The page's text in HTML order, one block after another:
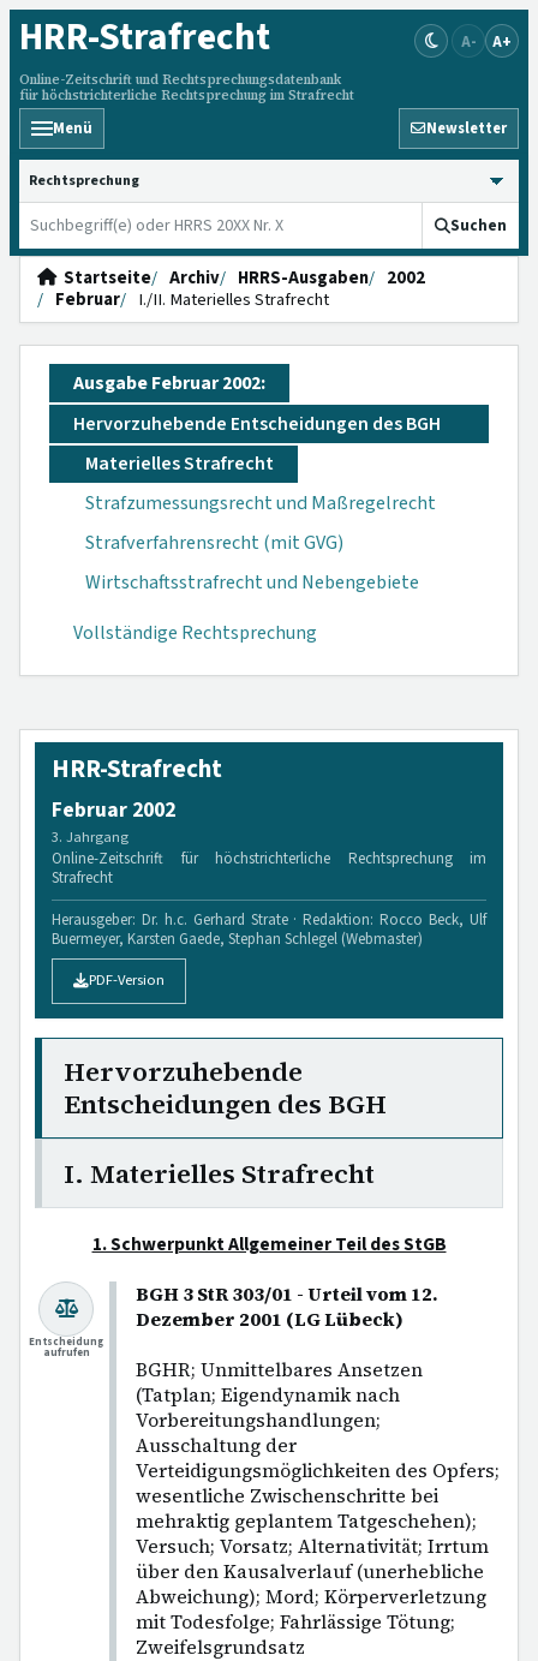
HRR-Strafrecht
Online-Zeitschrift und Rechtsprechungsdatenbank
für höchstrichterliche Rechtsprechung im Strafrecht
A- A+
Menü Newsletter
HRRS durchsuchen
Suchen
Startseite Archiv HRRS-Ausgaben
2002
Februar
I./II. Materielles Strafrecht
Ausgabe Februar 2002:
Hervorzuhebende Entscheidungen des BGH
Materielles Strafrecht
Strafzumessungsrecht und Maßregelrecht
Strafverfahrensrecht (mit GVG)
Wirtschaftsstrafrecht und Nebengebiete
Vollständige Rechtsprechung
HRR-Strafrecht
Februar 2002
3. Jahrgang
Online-Zeitschrift für höchstrichterliche Rechtsprechung im
Strafrecht
Herausgeber: Dr. h.c. Gerhard Strate · Redaktion: Rocco Beck, Ulf
Buermeyer, Karsten Gaede, Stephan Schlegel (Webmaster)
PDF-Version
Hervorzuhebende
Entscheidungen des BGH
I. Materielles Strafrecht
1. Schwerpunkt Allgemeiner Teil des StGB
BGH 3 StR 303/01 - Urteil vom 12.
Dezember 2001 (LG Lübeck)
BGHR; Unmittelbares Ansetzen
(Tatplan; Eigendynamik nach
Vorbereitungshandlungen;
Ausschaltung der
Verteidigungsmöglichkeiten des Opfers;
wesentliche Zwischenschritte bei
mehraktig geplantem Tatgeschehen);
Versuch; Vorsatz; Alternativität; Irrtum
über den Kausalverlauf (unerhebliche
Abweichung); Mord; Körperverletzung
mit Todesfolge; Fahrlässige Tötung;
Zweifelsgrundsatz
Entscheidung
aufrufen